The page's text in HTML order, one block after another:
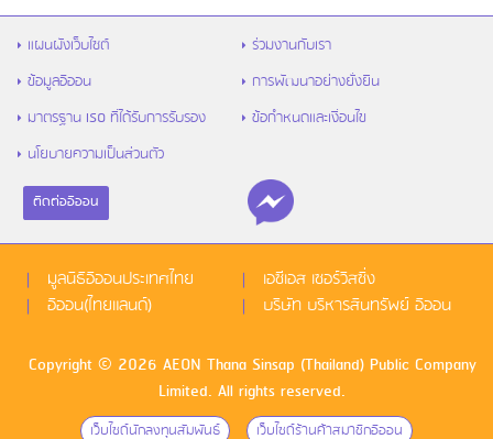
แผนผังเว็บไซต์
ร่วมงานกับเรา
ข้อมูลอิออน
การพัฒนาอย่างยั่งยืน
มาตรฐาน ISO ที่ได้รับการรับรอง
ข้อกำหนดและเงื่อนไข
นโยบายความเป็นส่วนตัว
ติดต่ออิออน
มูลนิธิอิออนประเทศไทย
เอซีเอส เซอร์วิสซิ่ง
อิออน(ไทยแลนด์)
บริษัท บริหารสินทรัพย์ อิออน
Copyright © 2026 AEON Thana Sinsap (Thailand) Public Company
Limited. All rights reserved.
เว็บไซด์นักลงทุนสัมพันธ์ เว็บไซด์ร้านค้าสมาชิกอิออน